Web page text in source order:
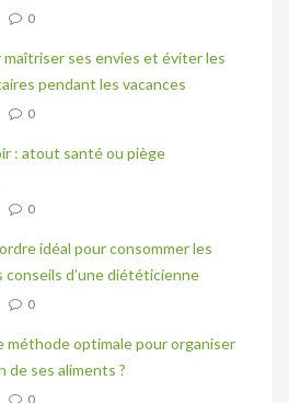
0
ses envies et éviter les
pendant les vacances
0
: atout santé ou piège
0
idéal pour consommer les
conseils d’une diététicienne
0
méthode optimale pour organiser
de ses aliments ?
0